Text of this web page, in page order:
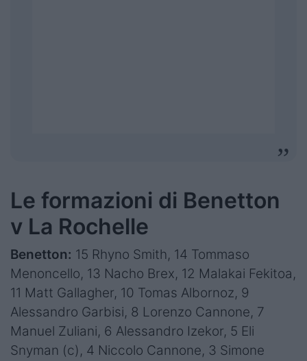
Le formazioni di Benetton
v La Rochelle
Benetton: 15 Rhyno Smith, 14 Tommaso
Menoncello, 13 Nacho Brex, 12 Malakai Fekitoa,
11 Matt Gallagher, 10 Tomas Albornoz, 9
Alessandro Garbisi, 8 Lorenzo Cannone, 7
Manuel Zuliani, 6 Alessandro Izekor, 5 Eli
Snyman (c), 4 Niccolo Cannone, 3 Simone